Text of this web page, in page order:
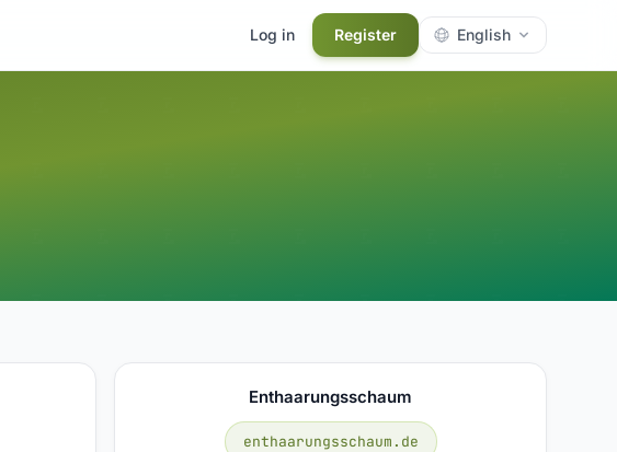
Log in Register English
Enthaarungsschaum
enthaarungsschaum.de